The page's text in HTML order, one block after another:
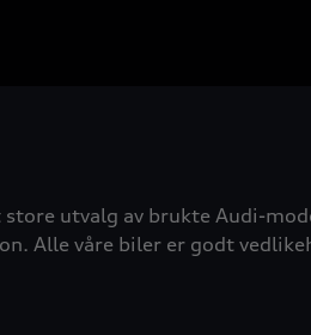
utvalg av brukte Audi-
Alle våre biler er godt